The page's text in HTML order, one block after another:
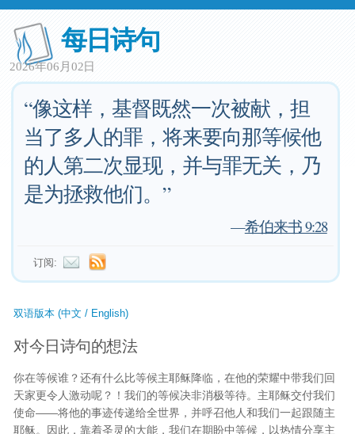
每日诗句
2026年06月02日
“像这样，基督既然一次被献，担
当了多人的罪，将来要向那等候他
的人第二次显现，并与罪无关，乃
是为拯救他们。”
—希伯来书 9:28
订阅:
双语版本 (中文 / English)
对今日诗句的想法
你在等候谁？还有什么比等候主耶稣降临，在他的荣耀中带我们回
天家更令人激动呢？！我们的等候决非消极等待。主耶稣交付我们
使命——将他的事迹传递给全世界，并呼召他人和我们一起跟随主
耶稣。因此，靠着圣灵的大能，我们在期盼中等候，以热情分享主